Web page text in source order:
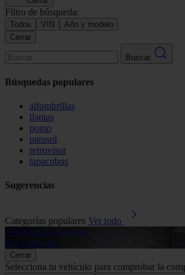
Filtro de búsqueda:
Todos VIN
Año y modelo
Cerrar
Buscar
Búsquedas populares
alfombrillas
llantas
pomo
parasol
retrovisor
tapacubos
Sugerencias
Categorías populares Ver todo
Alfombrillas de goma
Ver productos
Cerrar
Selecciona tu vehículo para comprobar la